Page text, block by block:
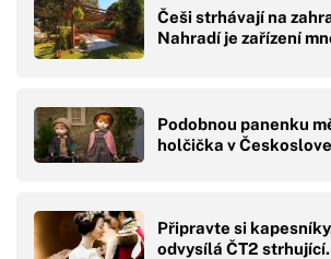
Češi strhávají na
Nahradí je zařízení
Podobnou panenku
holčička v
Připravte si
odvysílá ČT2